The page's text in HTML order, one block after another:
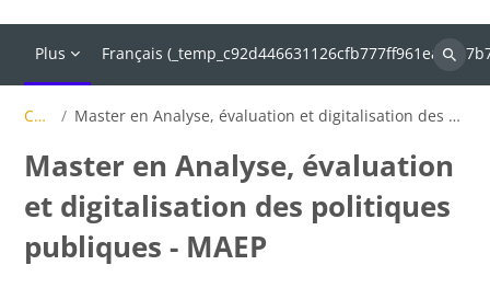
Plus Français
cours
Cours Master en Analyse, évaluation et digitalisation des politiques publiques - MAEP
Master en Analyse, évaluation
et digitalisation des politiques
publiques - MAEP